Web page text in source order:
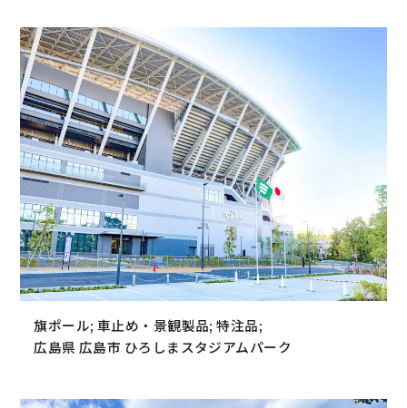
旗ポール; 車止め・景観製品; 特注品;
広島県 広島市 ひろしまスタジアムパーク